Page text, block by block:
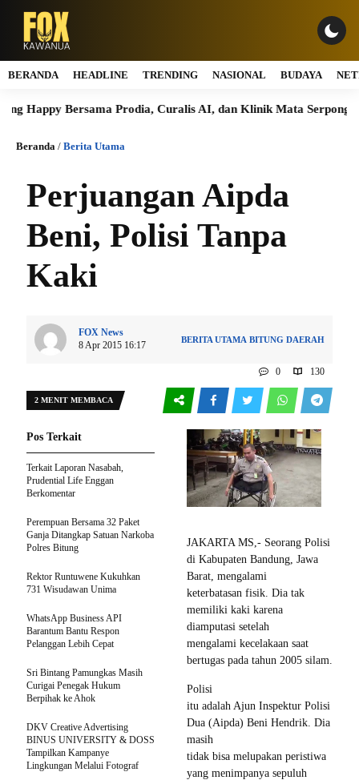
BERANDA HEADLINE TRENDING NASIONAL BUDAYA
Bersama Prodia, Curalis AI, dan Klinik Mata Serpong
Beranda / Berita Utama
Perjuangan Aipda
Beni, Polisi Tanpa
Kaki
FOX News
8 Apr 2015 16:17
BERITA UTAMA BITUNG DAERAH
0 130
2 MENIT MEMBACA
JAKARTA MS,- Seorang Polisi
di Kabupaten Bandung, Jawa
Barat, mengalami
keterbatasan fisik. Dia tak
memiliki kaki karena
diamputasi setelah
mengalami kecelakaan saat
bertugas pada tahun 2005 silam.
Polisi
itu adalah Ajun Inspektur Polisi
Dua (Aipda) Beni Hendrik. Dia
masih
tidak bisa melupakan peristiwa
yang menimpanya sepuluh
Pos Terkait
Terkait Laporan Nasabah,
Prudential Life Enggan
Berkomentar
Perempuan Bersama 32 Paket
Ganja Ditangkap Satuan Narkoba
Polres Bitung
Rektor Runtuwene Kukuhkan
731 Wisudawan Unima
WhatsApp Business API
Barantum Bantu Respon
Pelanggan Lebih Cepat
Sri Bintang Pamungkas Masih
Curigai Penegak Hukum
Berpihak ke Ahok
DKV Creative Advertising
BINUS UNIVERSITY & DOSS
Tampilkan Kampanye
Lingkungan Melalui Fotograf